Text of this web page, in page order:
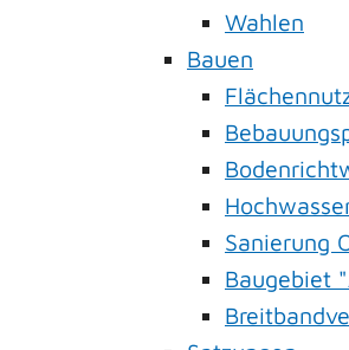
Wahlen
Bauen
Sanierung
Baugebiet